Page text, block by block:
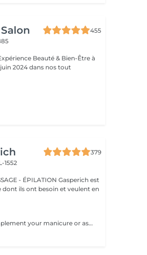
455
2024 dans nos tout
379
1552
Gasperich est
dont ils ont besoin et veulent en
Additional services available to complement your manicure or as standalone treatments. Nail Repair per nail (during service) Minor repair of a single nail (small crack, local damage or broken nail). This option can be added multiple times if more than one nail requires repair. Charged at 3€ per nail for Manicure with Gel Polish services. Nail Repair per nail (walk-in) Repair of one nail without manicure or polish application. Suitable for clients booking a repair only. Onycholysis Treatment per nail Targeted care for nails affected by onycholysis. Performed without polish to support healthy nail recovery. IBX Nail Repair System Professional nail treatment designed to strengthen and restore natural nails. Can be booked alone or combined with gel removal for deeper repair. Gel Polish Removal Gentle and careful removal of gel polish.